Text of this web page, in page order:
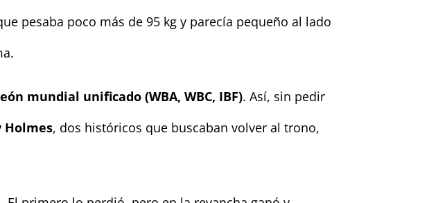
pesaba poco más de 95 kg y parecía pequeño al lado
mundial unificado (WBA, WBC, IBF). Así, sin pedir
Holmes, dos históricos que buscaban volver al trono,